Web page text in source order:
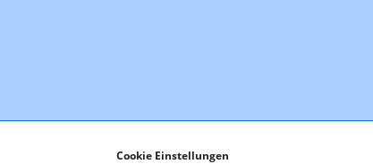
Cookie Einstellungen